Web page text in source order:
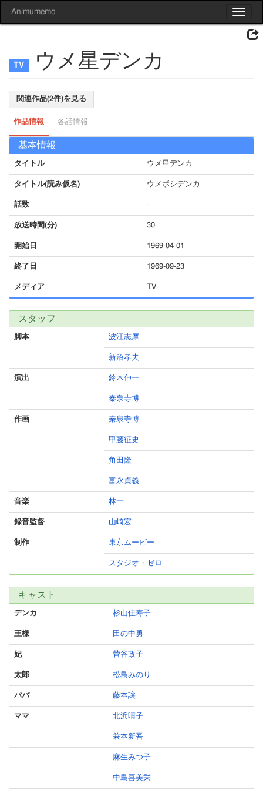
Toggle
Animumemo
ウメ星デンカ
関連作品(2件)を見る
作品情報 各話情報
基本情報
タイトル ウメ星デンカ
タイトル(読み仮名) ウメボシデンカ
話数 -
放送時間(分) 30
開始日 1969-04-01
終了日 1969-09-23
メディア TV
スタッフ
脚本 波江志摩
新沼孝夫
演出 鈴木伸一
秦泉寺博
作画 秦泉寺博
甲藤征史
角田隆
富永貞義
音楽 林一
録音監督 山崎宏
制作 東京ムービー
スタジオ・ゼロ
キャスト
デンカ 杉山佳寿子
王様 田の中勇
妃 菅谷政子
太郎 松島みのり
パパ 藤本譲
ママ 北浜晴子
兼本新吾
麻生みつ子
中島喜美栄